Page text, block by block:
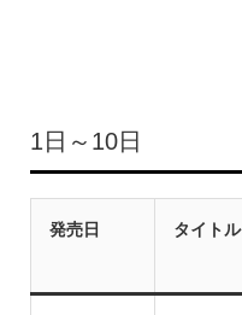
1日～10日
発売日 タイトル